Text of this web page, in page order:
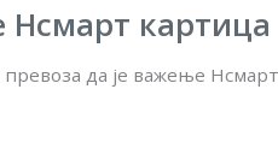
картица
да је важење